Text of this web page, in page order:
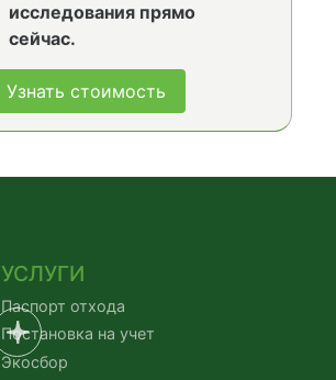
исследования прямо
сейчас.
Узнать стоимость
УСЛУГИ
Паспорт отхода
Постановка на учет
Экосбор